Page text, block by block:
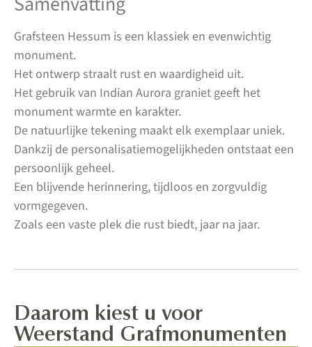
Grafsteen Hessum is een klassiek en evenwichtig
monument.
Het ontwerp straalt rust en waardigheid uit.
Het gebruik van Indian Aurora graniet geeft het
monument warmte en karakter.
De natuurlijke tekening maakt elk exemplaar uniek.
Dankzij de personalisatiemogelijkheden ontstaat een
persoonlijk geheel.
Een blijvende herinnering, tijdloos en zorgvuldig
vormgegeven.
Zoals een vaste plek die rust biedt, jaar na jaar.
Daarom kiest u voor
Weerstand Grafmonumenten